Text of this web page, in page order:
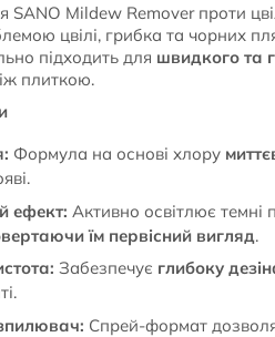
SANO Mildew Remover проти
цвілі, грибка та чорних
підходить для швидкого та
плиткою.
Формула на основі хлору
ефект: Активно освітлює темні
їм первісний вигляд.
Забезпечує глибоку
Спрей-формат